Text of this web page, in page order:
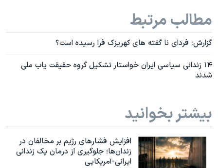
مطالب مرتبط
گزارش: فردای نا گفته های کهریزک فرا رسیده است؟
۱۴ زندانی سیاسی ایران خواستار تشکیل گروه حقیقت یاب ملی
شدند
بیشتر بخوانید
افزایش فشارهای رژیم بر مخالفان در
زندان‌ها؛ جلوگیری از درمان یک زندانی
ایرانی-آمریکایی